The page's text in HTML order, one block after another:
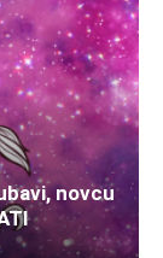
novcu